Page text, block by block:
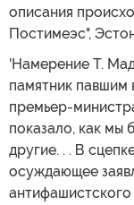
описания
Постимеэс",
'Намерение Т.
памятник павшим
премьер-
показало, как мы
другие. . . В
осуждающее